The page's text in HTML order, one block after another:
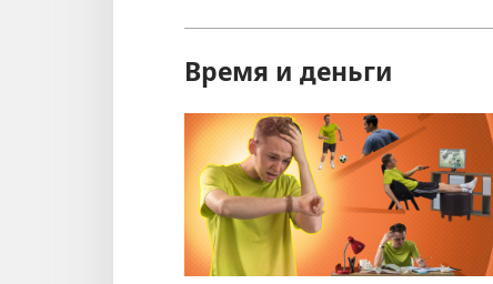
Время и деньги